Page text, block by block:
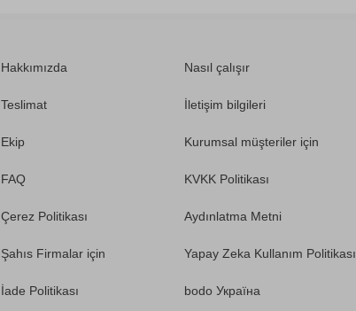
Hakkımızda Nasıl çalışır
Teslimat İletişim bilgileri
Ekip Kurumsal müşteriler için
FAQ KVKK Politikası
Çerez Politikası Aydınlatma Metni
Şahıs Firmalar için Yapay Zeka Kullanım Politikası
İade Politikası bodo Україна